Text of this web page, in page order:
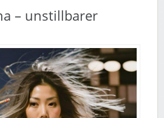
– unstillbarer